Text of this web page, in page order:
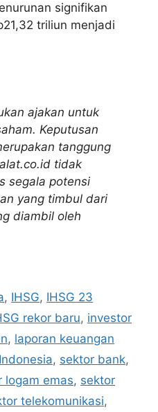
signifikan
triliun menjadi
ajakan untuk
Keputusan
tanggung
tidak
segala potensi
yang timbul dari
diambil oleh
, IHSG, IHSG 23
rekor baru, investor
, laporan keuangan
, sektor bank,
logam emas, sektor
telekomunikasi,